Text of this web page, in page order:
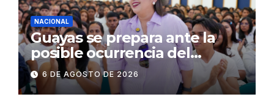
NACIONAL
Guayas se prepara ante la
posible ocurrencia del
fenómeno de El Niño:
Gobierno Nacional capacita a
2.500 jóvenes
6 DE AGOSTO DE 2026